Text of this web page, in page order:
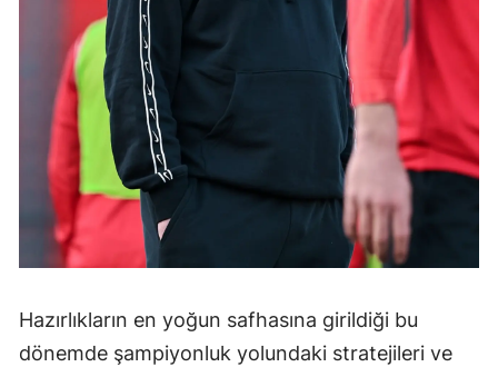
Konya
Kütahya
Malatya
Manisa
Kahramanmaraş
Mardin
Muş
Hazırlıkların en yoğun safhasına girildiği bu
dönemde şampiyonluk yolundaki stratejileri ve